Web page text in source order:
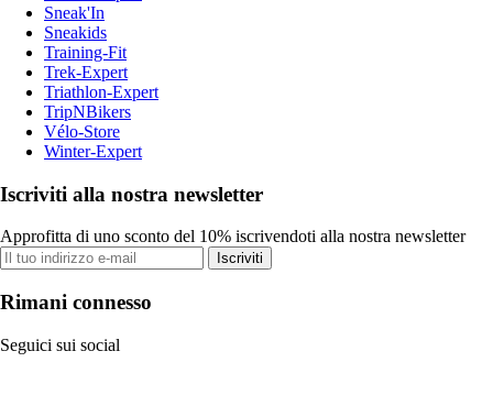
Sneak'In
Sneakids
Training-Fit
Trek-Expert
Triathlon-Expert
TripNBikers
Vélo-Store
Winter-Expert
Iscriviti alla nostra newsletter
Approfitta di uno sconto del 10% iscrivendoti alla nostra newsletter
Iscriviti
Rimani connesso
Seguici sui social